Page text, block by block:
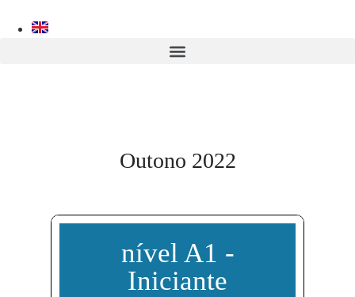
Outono 2022
nível A1 -
Iniciante